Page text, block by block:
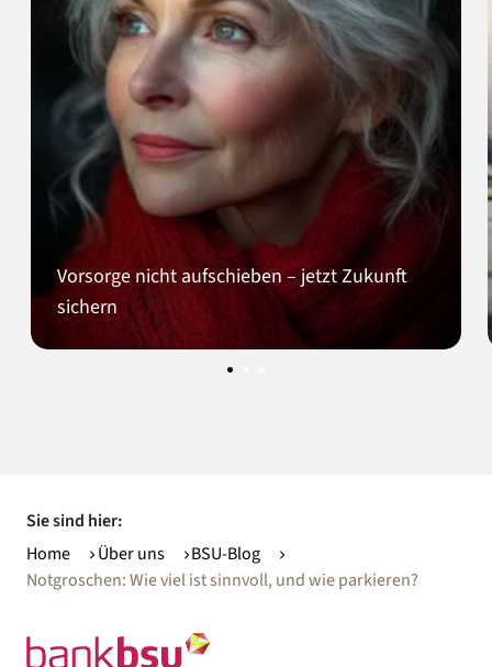
Vorsorge nicht aufschieben – jetzt Zukunft
sichern
Sie sind hier:
Home
Über uns
BSU-Blog
Notgroschen: Wie viel ist sinnvoll, und wie parkieren?